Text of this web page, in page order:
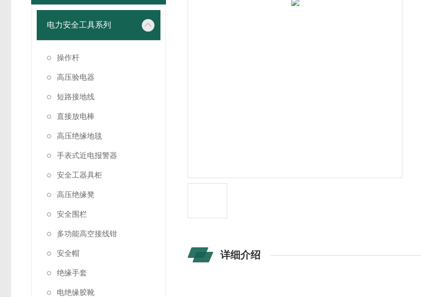
电力安全工具系列
操作杆
高压验电器
短路接地线
直接放电棒
高压绝缘地毯
手表式近电报警器
安全工器具柜
高压绝缘凳
安全围栏
多功能高空接线钳
安全帽
绝缘手套
电绝缘胶靴
详细介绍